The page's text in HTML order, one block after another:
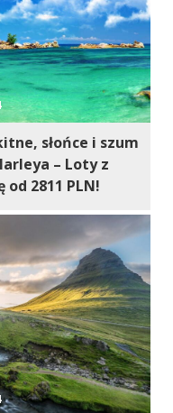
słońce i szum
– Loty z
2811 PLN!